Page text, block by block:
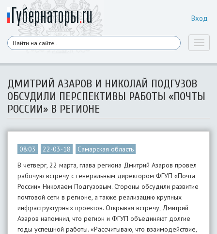
Вход
ДМИТРИЙ АЗАРОВ И НИКОЛАЙ ПОДГУЗОВ
ОБСУДИЛИ ПЕРСПЕКТИВЫ РАБОТЫ «ПОЧТЫ
РОССИИ» В РЕГИОНЕ
08:03 22-03-18
Самарская область
В четверг, 22 марта, глава региона Дмитрий Азаров провел
рабочую встречу с генеральным директором ФГУП «Почта
России» Николаем Подгузовым. Стороны обсудили развитие
почтовой сети в регионе, а также реализацию крупных
инфраструктурных проектов. Открывая встречу, Дмитрий
Азаров напомнил, что регион и ФГУП объединяют долгие
годы успешной работы. «Рассчитываю, что взаимодействие,